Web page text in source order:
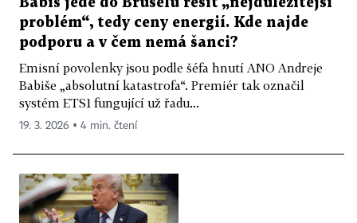
Babiš jede do Bruselu řešit „nejdůležitější
problém“, tedy ceny energií. Kde najde
podporu a v čem nemá šanci?
Emisní povolenky jsou podle šéfa hnutí ANO Andreje
Babiše „absolutní katastrofa“. Premiér tak označil
systém ETS1 fungující už řadu...
19. 3. 2026 ▪ 4 min. čtení